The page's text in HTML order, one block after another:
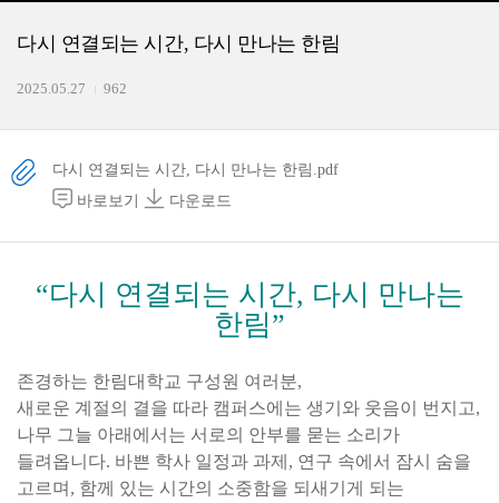
다시 연결되는 시간, 다시 만나는 한림
2025.05.27 962
다시 연결되는 시간, 다시 만나는 한림.pdf
바로보기
다운로드
“다시 연결되는 시간, 다시 만나는
한림”
존경하는 한림대학교 구성원 여러분,
새로운 계절의 결을 따라 캠퍼스에는 생기와 웃음이 번지고,
나무 그늘 아래에서는 서로의 안부를 묻는 소리가
들려옵니다. 바쁜 학사 일정과 과제 , 연구 속에서 잠시 숨을
고르며 , 함께 있는 시간의 소중함을 되새기게 되는